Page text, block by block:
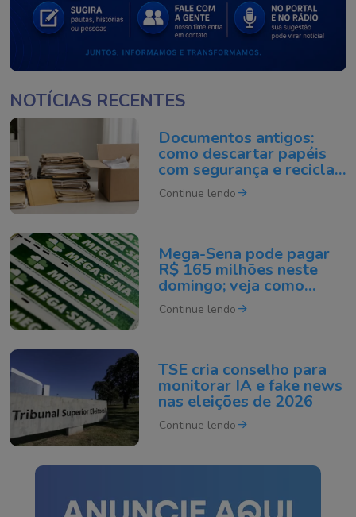
NOTÍCIAS RECENTES
Documentos antigos:
como descartar papéis
com segurança e reciclar
do jeito certo
Continue lendo
Mega-Sena pode pagar
R$ 165 milhões neste
domingo; veja como
apostar
Continue lendo
TSE cria conselho para
monitorar IA e fake news
nas eleições de 2026
Continue lendo